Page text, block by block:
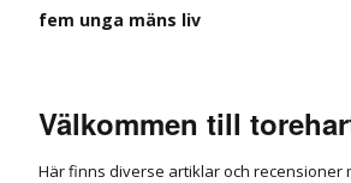
fem unga mäns liv
Välkommen till
Här finns diverse artiklar och recensioner